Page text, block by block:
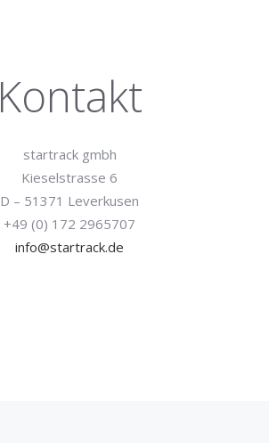
Kontakt
startrack gmbh
Kieselstrasse 6
D – 51371 Leverkusen
+49 (0) 172 2965707
info@startrack.de